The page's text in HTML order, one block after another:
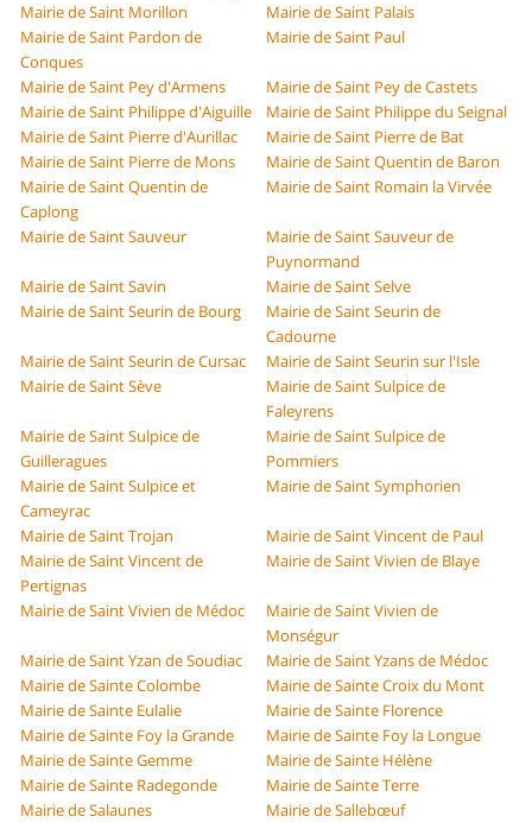
Mairie de Saint Morillon
Mairie de Saint Palais
Mairie de Saint Pardon de
Conques
Mairie de Saint Paul
Mairie de Saint Pey d'Armens
Mairie de Saint Pey de Castets
Mairie de Saint Philippe d'Aiguille
Mairie de Saint Philippe du Seignal
Mairie de Saint Pierre d'Aurillac
Mairie de Saint Pierre de Bat
Mairie de Saint Pierre de Mons
Mairie de Saint Quentin de Baron
Mairie de Saint Quentin de
Caplong
Mairie de Saint Romain la Virvée
Mairie de Saint Sauveur
Mairie de Saint Sauveur de
Puynormand
Mairie de Saint Savin
Mairie de Saint Selve
Mairie de Saint Seurin de Bourg
Mairie de Saint Seurin de
Cadourne
Mairie de Saint Seurin de Cursac
Mairie de Saint Seurin sur l'Isle
Mairie de Saint Sève
Mairie de Saint Sulpice de
Faleyrens
Mairie de Saint Sulpice de
Guilleragues
Mairie de Saint Sulpice de
Pommiers
Mairie de Saint Sulpice et
Cameyrac
Mairie de Saint Symphorien
Mairie de Saint Trojan
Mairie de Saint Vincent de Paul
Mairie de Saint Vincent de
Pertignas
Mairie de Saint Vivien de Blaye
Mairie de Saint Vivien de Médoc
Mairie de Saint Vivien de
Monségur
Mairie de Saint Yzan de Soudiac
Mairie de Saint Yzans de Médoc
Mairie de Sainte Colombe
Mairie de Sainte Croix du Mont
Mairie de Sainte Eulalie
Mairie de Sainte Florence
Mairie de Sainte Foy la Grande
Mairie de Sainte Foy la Longue
Mairie de Sainte Gemme
Mairie de Sainte Hélène
Mairie de Sainte Radegonde
Mairie de Sainte Terre
Mairie de Salaunes
Mairie de Sallebœuf